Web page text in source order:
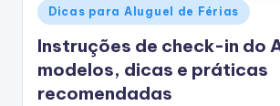
Postado
em
Dicas para Aluguel de Férias
Instruções de check-in do
modelos, dicas e práticas
recomendadas